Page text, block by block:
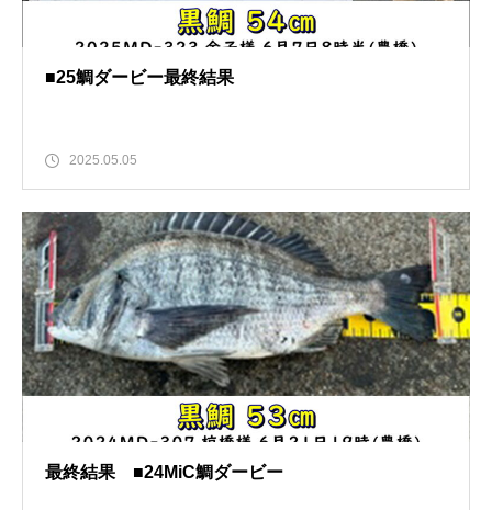
■25鯛ダービー最終結果
2025.05.05
最終結果 ■24MiC鯛ダービー